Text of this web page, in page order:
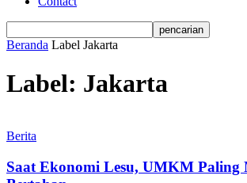
Beranda Label Jakarta
Label: Jakarta
Berita
Saat Ekonomi Lesu, UMKM Paling